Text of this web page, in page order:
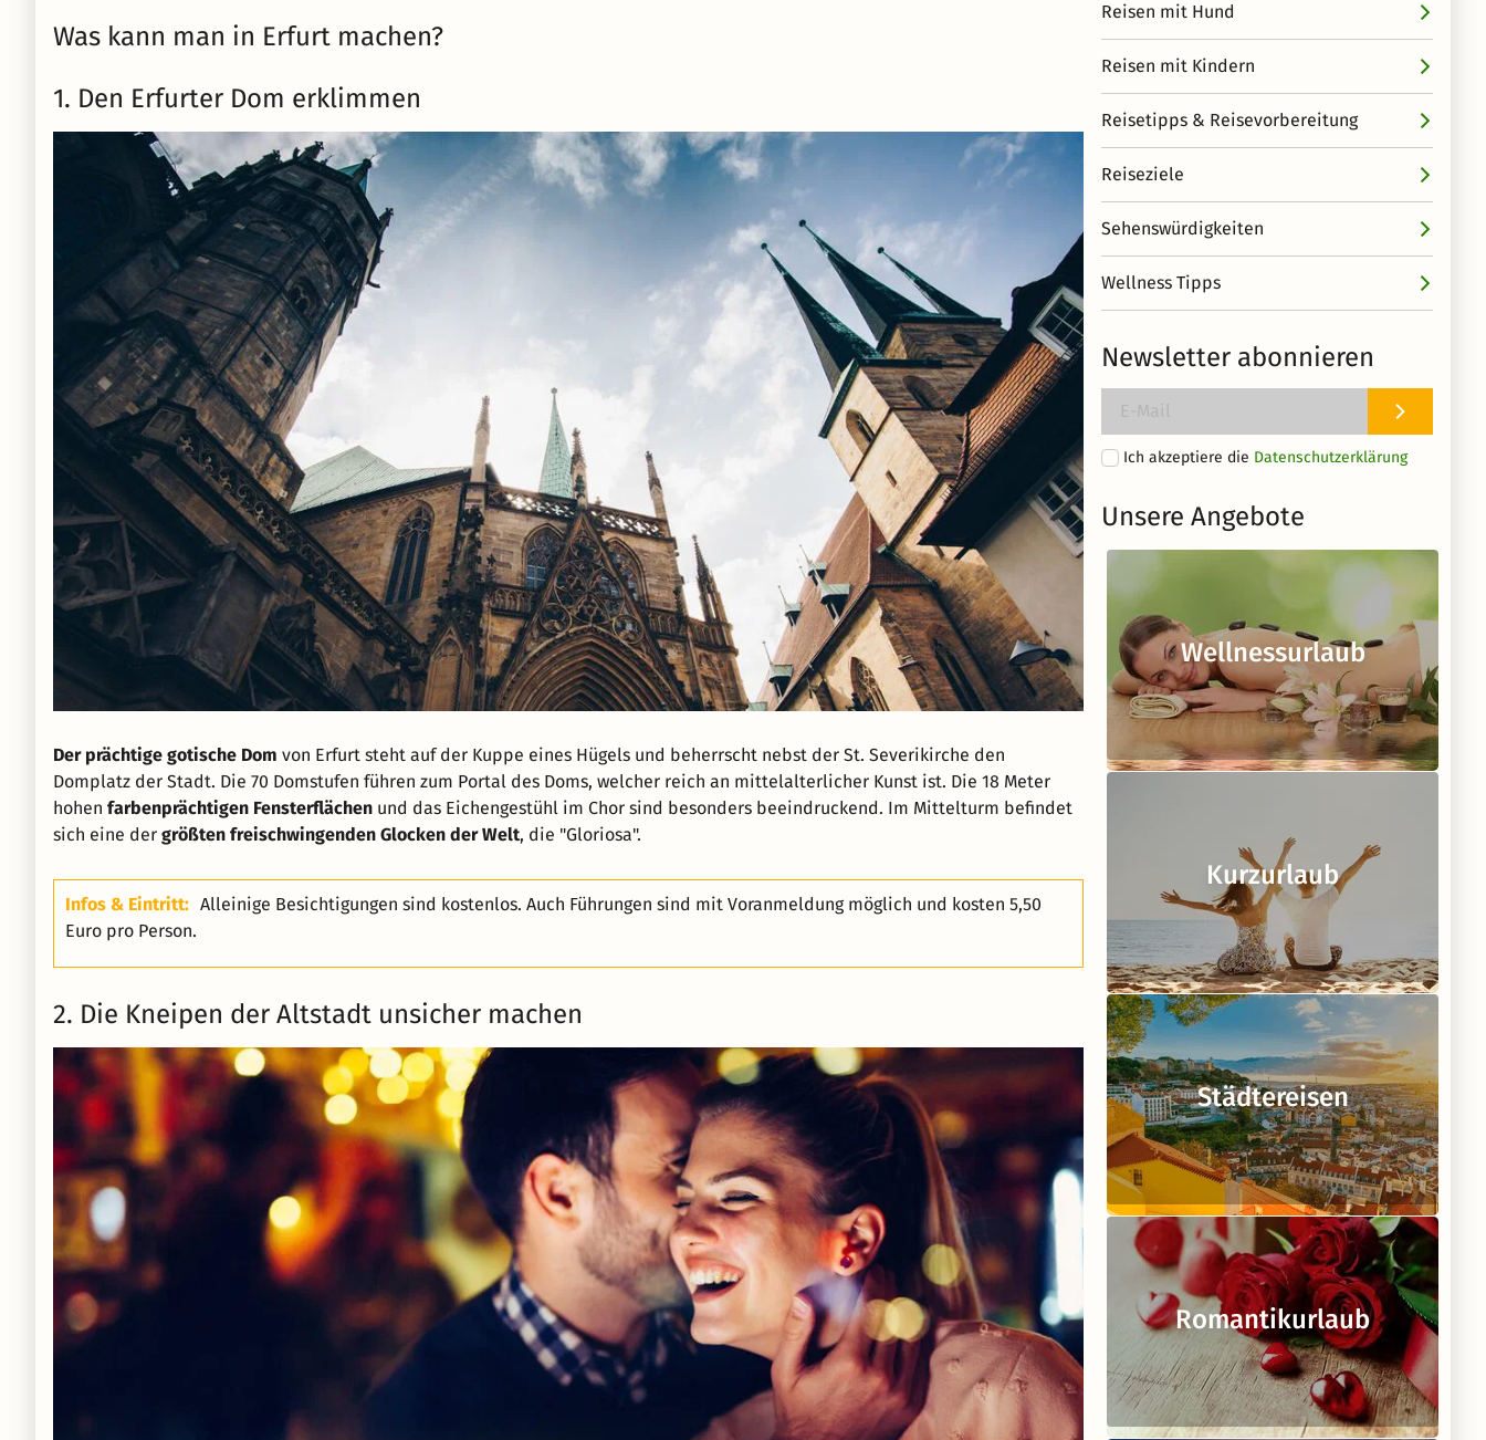
Was kann man in Erfurt machen?
1. Den Erfurter Dom erklimmen
Der prächtige gotische Dom von Erfurt steht auf der Kuppe eines Hügels und beherrscht nebst der St. Severikirche den
Domplatz der Stadt. Die 70 Domstufen führen zum Portal des Doms, welcher reich an mittelalterlicher Kunst ist. Die 18 Meter
hohen farbenprächtigen Fensterflächen und das Eichengestühl im Chor sind besonders beeindruckend. Im Mittelturm befindet
sich eine der größten freischwingenden Glocken der Welt, die "Gloriosa".
Infos & Eintritt: Alleinige Besichtigungen sind kostenlos. Auch Führungen sind mit Voranmeldung möglich und kosten 5,50
Euro pro Person.
2. Die Kneipen der Altstadt unsicher machen
Reisen mit Hund
Reisen mit Kindern
Reisetipps & Reisevorbereitung
Reiseziele
Sehenswürdigkeiten
Wellness Tipps
Newsletter abonnieren
Ich akzeptiere die Datenschutzerklärung
Unsere Angebote
Wellnessurlaub
Kurzurlaub
Städtereisen
Romantikurlaub